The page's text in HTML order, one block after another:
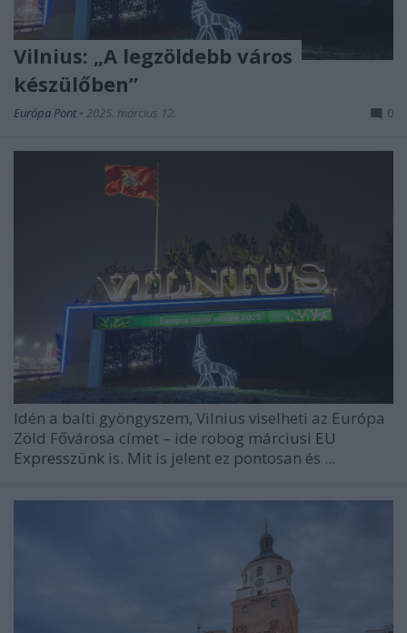
Vilnius: „A legzöldebb város
készülőben”
Európa Pont • 2025. március 12. 0
Idén a balti gyöngyszem, Vilnius viselheti az Európa
Zöld Fővárosa címet – ide robog márciusi EU
Expresszünk is. Mit is jelent ez pontosan és ...